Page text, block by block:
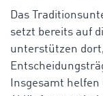
Das
setzt bereits auf
unterstützen
Insgesamt